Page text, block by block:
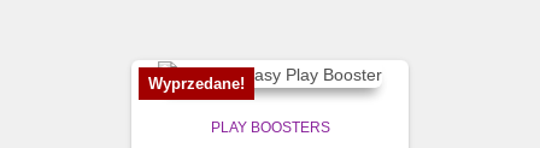
Wyprzedane!
PLAY BOOSTERS